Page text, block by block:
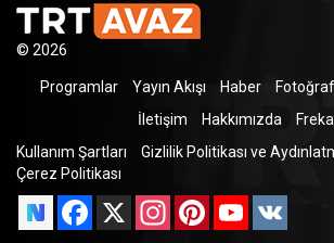
© 2026
Programlar Yayın Akışı Haber Fotoğraf
İletişim
Hakkımızda
Kullanım Şartları
Gizlilik Politikası ve
Çerez Politikası
Facebook
X InstagramPinterestYouTube